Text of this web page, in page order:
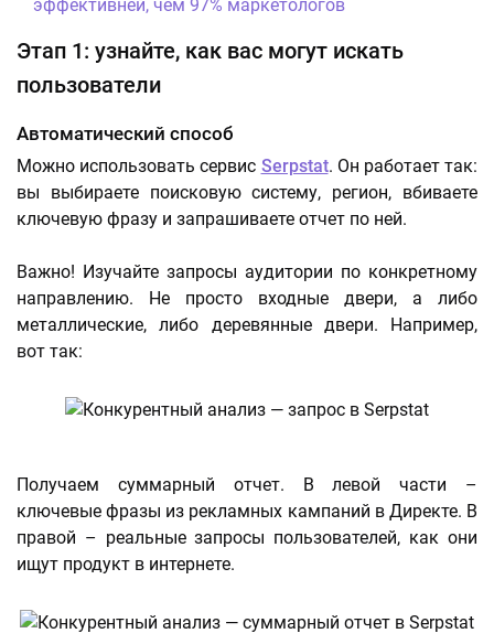
эффективней, чем 97% маркетологов
Этап 1: узнайте, как вас могут искать
пользователи
Автоматический способ
Можно использовать сервис Serpstat. Он работает так:
вы выбираете поисковую систему, регион, вбиваете
ключевую фразу и запрашиваете отчет по ней.
Важно! Изучайте запросы аудитории по конкретному
направлению. Не просто входные двери, а либо
металлические, либо деревянные двери. Например,
вот так:
Получаем суммарный отчет. В левой части –
ключевые фразы из рекламных кампаний в Директе. В
правой – реальные запросы пользователей, как они
ищут продукт в интернете.